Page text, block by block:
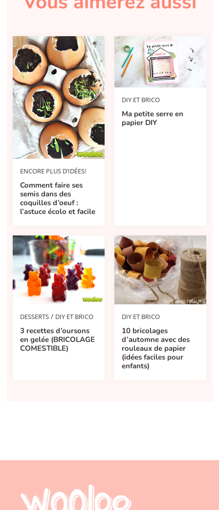
ENCORE PLUS D’IDÉES!
Comment faire ses
semis dans des
coquilles d’oeuf :
l’astuce écolo et facile
DIY ET BRICO
Ma petite serre en
papier DIY
DESSERTS / DIY ET BRICO
3 recettes d’oursons
en gelée (BRICOLAGE
COMESTIBLE)
DIY ET BRICO
10 bricolages
d’automne avec des
rouleaux de papier
(idées faciles pour
enfants)